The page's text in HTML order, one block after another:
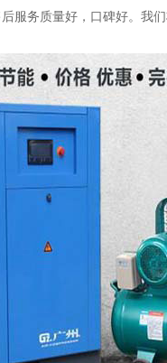
服务质量好，口碑好。我